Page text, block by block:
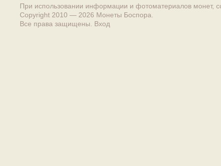
При использовании информации и фотоматериалов монет,
Copyright 2010 — 2026 Монеты Боспора
Все права защищены. Вход